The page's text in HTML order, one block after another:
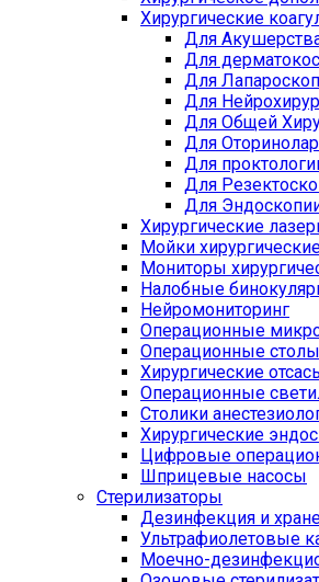
Хирургические
Для
Для
Для
Для
Для Общей
Для
Для
Для
Для
Хирургические
Мойки
Мониторы
Налобные
Нейромониторинг
Операционные
Операционные столы
Хирургические
Операционные
Столики
Хирургические
Цифровые
Шприцевые насосы
Стерилизаторы
Дезинфекция и
Ультрафиолетовые
Моечно-